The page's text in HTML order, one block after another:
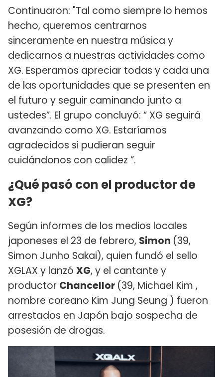
Continuaron: "Tal como siempre lo hemos
hecho, queremos centrarnos
sinceramente en nuestra música y
dedicarnos a nuestras actividades como
XG. Esperamos apreciar todas y cada una
de las oportunidades que se presenten en
el futuro y seguir caminando junto a
ustedes”. El grupo concluyó: “ XG seguirá
avanzando como XG. Estaríamos
agradecidos si pudieran seguir
cuidándonos con calidez ”.
¿Qué pasó con el productor de
XG?
Según informes de los medios locales
japoneses el 23 de febrero, Simon (39,
Simon Junho Sakai), quien fundó el sello
XGLAX y lanzó XG, y el cantante y
productor Chancellor (39, Michael Kim ,
nombre coreano Kim Jung Seung ) fueron
arrestados en Japón bajo sospecha de
posesión de drogas.